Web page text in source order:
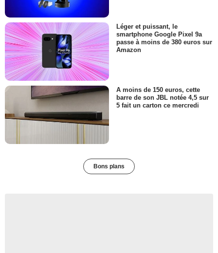
Léger et puissant, le
smartphone Google Pixel 9a
passe à moins de 380 euros sur
Amazon
A moins de 150 euros, cette
barre de son JBL notée 4,5 sur
5 fait un carton ce mercredi
Bons plans